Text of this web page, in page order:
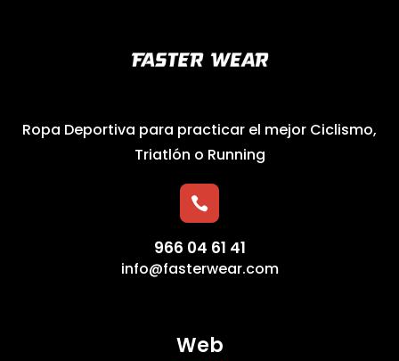
Ropa Deportiva para practicar el mejor Ciclismo,
Triatlón o Running

966 04 61 41
info@fasterwear.com
Web